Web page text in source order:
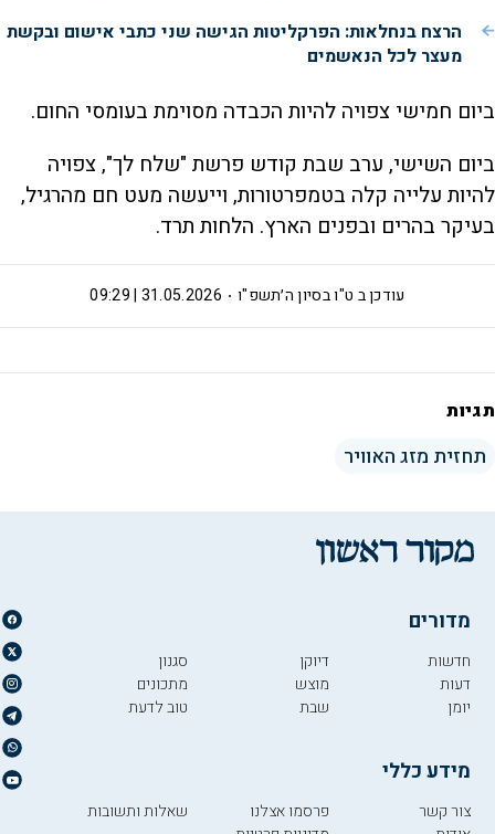
הרצח בנחלאות: הפרקליטות הגישה שני כתבי אישום ובקשת
מעצר לכל הנאשמים
ביום חמישי צפויה להיות הכבדה מסוימת בעומסי החום.
ביום השישי, ערב שבת קודש פרשת "שלח לך", צפויה
להיות עלייה קלה בטמפרטורות, וייעשה מעט חם מהרגיל,
בעיקר בהרים ובפנים הארץ. הלחות תרד.
ט"ו בסיון ה׳תשפ"ו 31.05.2026 | 09:29 עודכן ב
תגיות
תחזית מזג האוויר
מדורים
חדשות
דעות
יומן
דיוקן
מוצש
שבת
סגנון
מתכונים
טוב לדעת
מידע כללי
צור קשר
פרסמו אצלנו
שאלות ותשובות